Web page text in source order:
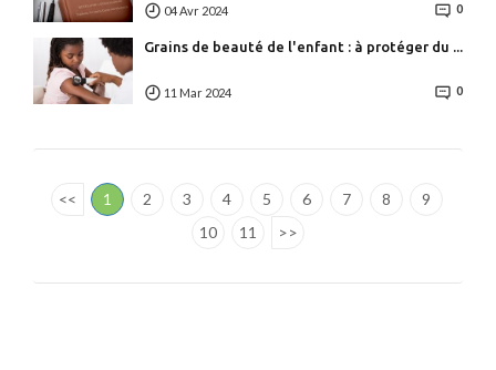
04 Avr 2024 0
Grains de beauté de l'enfant : à protéger du ...
11 Mar 2024 0
<< 1 2 3 4 5 6 7 8
9
10
11 >>